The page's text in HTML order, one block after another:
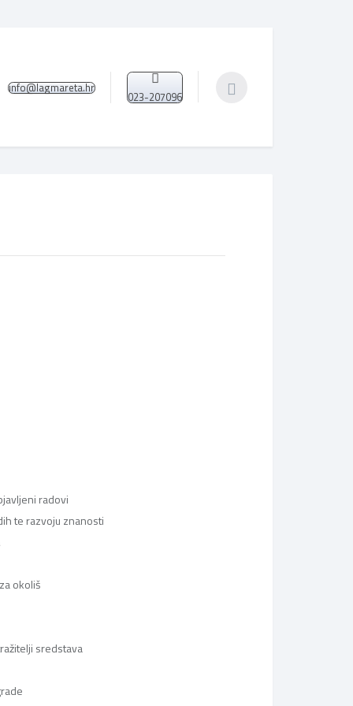
info@lagmareta.hr
023-207096
radovi
te razvoju znanosti
okoliš
sredstava